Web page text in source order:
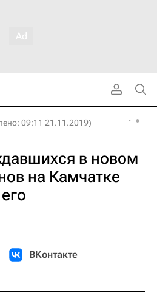
09:11 21.11.2019)
в новом
на Камчатке
ВКонтакте